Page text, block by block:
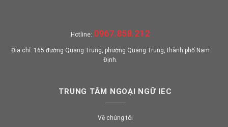
Hotline: 0967.858.212
Địa chỉ: 165 đường Quang Trung, phường Quang Trung, thành phố Nam
Định.
TRUNG TÂM NGOẠI NGỮ IEC
Về chúng tôi